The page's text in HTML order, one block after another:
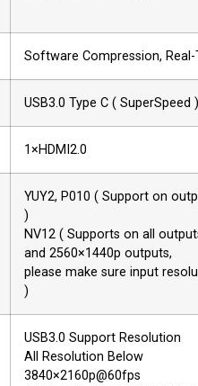
Software Compression,
USB3.0 Type C ( SuperSpeed
1×HDMI2.0
YUY2, P010 ( Support on
)
NV12 ( Supports on all
and 2560×1440p outputs,
please make sure input
)
USB3.0 Support Resolution
All Resolution Below
3840×2160p@60fps